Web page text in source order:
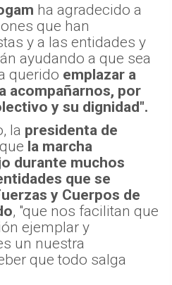
ha agradecido a
que han
y a las entidades y
ayudando a que sea
querido emplazar a
acompañarnos, por
y su dignidad".
la presidenta de
la marcha
durante muchos
que se
y Cuerpos de
, "que nos facilitan que
ejemplar y
un nuestra
que todo salga